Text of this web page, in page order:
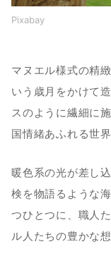
Pixabay
マヌエル様式の精
いう歳月をかけて
スのように繊細に
国情緒あふれる世
暖色系の光が差し
検を物語るような
つひとつに、職人
ル人たちの豊かな